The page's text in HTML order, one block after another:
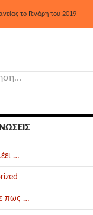
το Γενάρη του 2019
…
πως …